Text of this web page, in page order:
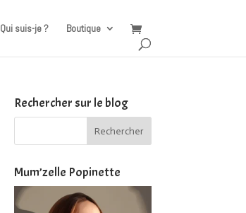
Qui suis-je ? Boutique
Rechercher sur le blog
Mum’zelle Popinette